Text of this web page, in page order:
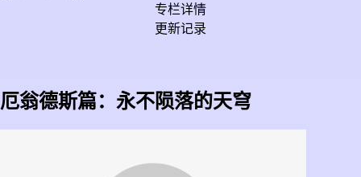
专栏详情
更新记录
厄翁德斯篇：永不陨落的天穹